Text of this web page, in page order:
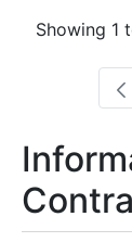
Showing 1